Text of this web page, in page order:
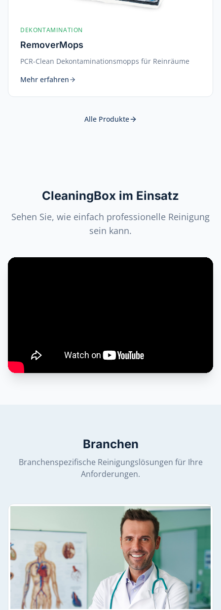
DEKONTAMINATION
RemoverMops
PCR-Clean Dekontaminationsmopps für Reinräume
Mehr erfahren
Alle Produkte
CleaningBox im Einsatz
Sehen Sie, wie einfach professionelle Reinigung
sein kann.
Branchen
Branchenspezifische Reinigungslösungen für Ihre
Anforderungen.